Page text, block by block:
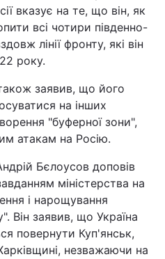
вказує на те, що він, як
всі чотири південно-
лінії фронту, які він
року.
заявив, що його
на інших
"буферної зони",
атакам на Росію.
Бєлоусов доповів
міністерства на
і нарощування
Він заявив, що Україна
повернути Куп'янськ,
незважаючи на